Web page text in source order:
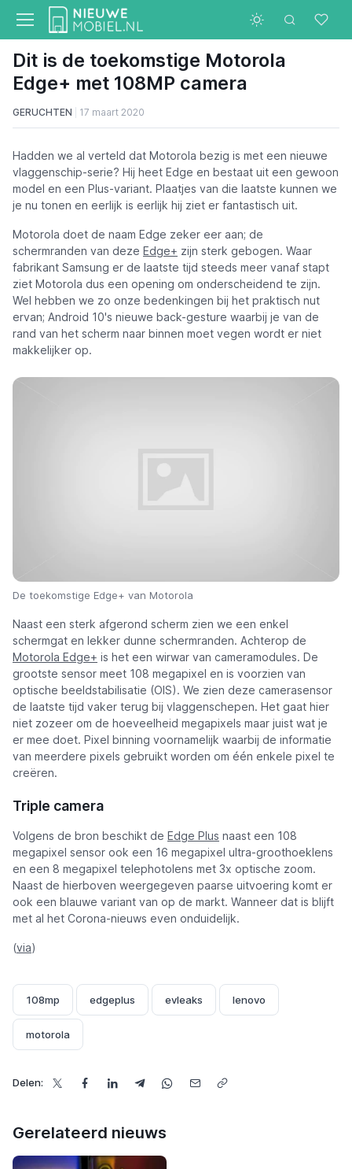
Dit is de toekomstige Motorola
Edge+ met 108MP camera
GERUCHTEN 17 maart 2020
Hadden we al verteld dat Motorola bezig is met een nieuwe
vlaggenschip-serie? Hij heet Edge en bestaat uit een gewoon
model en een Plus-variant. Plaatjes van die laatste kunnen we
je nu tonen en eerlijk is eerlijk hij ziet er fantastisch uit.
Motorola doet de naam Edge zeker eer aan; de
schermranden van deze Edge+ zijn sterk gebogen. Waar
fabrikant Samsung er de laatste tijd steeds meer vanaf stapt
ziet Motorola dus een opening om onderscheidend te zijn.
Wel hebben we zo onze bedenkingen bij het praktisch nut
ervan; Android 10's nieuwe back-gesture waarbij je van de
rand van het scherm naar binnen moet vegen wordt er niet
makkelijker op.
De toekomstige Edge+ van Motorola
Naast een sterk afgerond scherm zien we een enkel
schermgat en lekker dunne schermranden. Achterop de
Motorola Edge+ is het een wirwar van cameramodules. De
grootste sensor meet 108 megapixel en is voorzien van
optische beeldstabilisatie (OIS). We zien deze camerasensor
de laatste tijd vaker terug bij vlaggenschepen. Het gaat hier
niet zozeer om de hoeveelheid megapixels maar juist wat je
er mee doet. Pixel binning voornamelijk waarbij de informatie
van meerdere pixels gebruikt worden om één enkele pixel te
creëren.
Triple camera
Volgens de bron beschikt de Edge Plus naast een 108
megapixel sensor ook een 16 megapixel ultra-groothoeklens
en een 8 megapixel telephotolens met 3x optische zoom.
Naast de hierboven weergegeven paarse uitvoering komt er
ook een blauwe variant van op de markt. Wanneer dat is blijft
met al het Corona-nieuws even onduidelijk.
(via)
108mp edgeplus evleaks lenovo
motorola
Delen:
Gerelateerd nieuws